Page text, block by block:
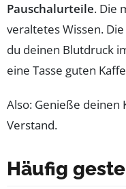
Pauschalurteile. Die
veraltetes Wissen.
du deinen Blutdruck
eine Tasse guten
Also: Genieße deinen
Verstand.
Häufig